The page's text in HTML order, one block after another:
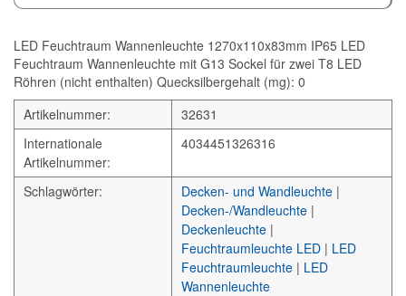
LED Feuchtraum Wannenleuchte 1270x110x83mm IP65 LED
Feuchtraum Wannenleuchte mit G13 Sockel für zwei T8 LED
Röhren (nicht enthalten) Quecksilbergehalt (mg): 0
Artikelnummer:
32631
Internationale
Artikelnummer:
4034451326316
Schlagwörter: Decken- und Wandleuchte |
Decken-/Wandleuchte |
Deckenleuchte |
Feuchtraumleuchte LED | LED
Feuchtraumleuchte | LED
Wannenleuchte